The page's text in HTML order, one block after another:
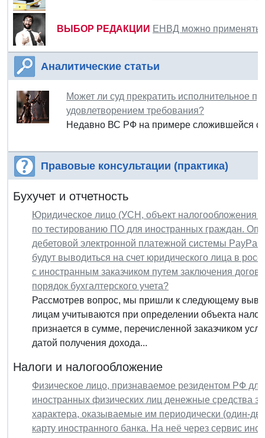
ВЫБОР РЕДАКЦИИ ЕНВД можно применять
Аналитические статьи
Может ли суд прекратить исполнительное
удовлетворением требования?
Недавно ВС РФ на примере сложившейся
Правовые консультации (практика)
Бухучет и отчетность
Юридическое лицо (УСН, объект налогообложения
по тестированию ПО для иностранных граждан.
дебетовой электронной платежной системы
будут выводиться на счет юридического лица в
с иностранным заказчиком путем заключения
порядок бухгалтерского учета?
Рассмотрев вопрос, мы пришли к следующему
лицам учитываются при определении объекта
признается в сумме, перечисленной заказчиком
датой получения дохода...
Налоги и налогообложение
Физическое лицо, признаваемое резидентом РФ
иностранных физических лиц денежные средства
характера, оказываемые им периодически (один-
карту иностранного банка. На неё через сервис